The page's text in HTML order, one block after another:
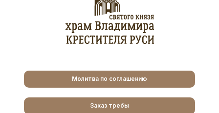
Молитва по соглашению
Заказ требы